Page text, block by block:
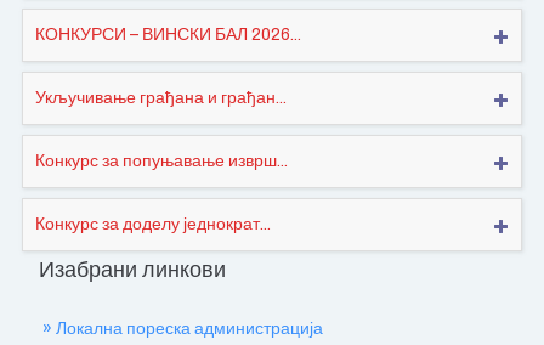
КОНКУРСИ – ВИНСКИ БАЛ 2026...
Укључивање грађана и грађан...
Конкурс за попуњавање изврш...
Конкурс за доделу једнократ...
Изабрани линкови
» Локална пореска администрација